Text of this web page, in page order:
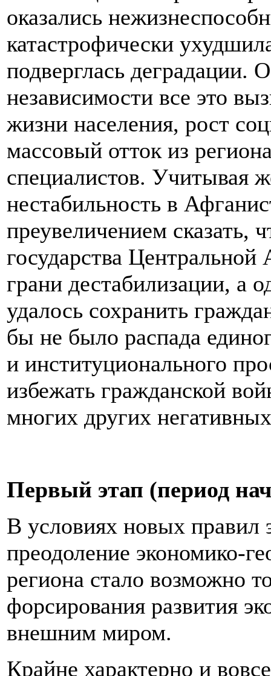
оказались
катастрофически
подверглась деградации.
независимости все это
жизни населения, рост
массовый отток из
специалистов. Учитывая
нестабильность в
преувеличением сказать,
государства Центральной
грани дестабилизации, а
удалось сохранить
бы не было распада
и институционального
избежать гражданской
многих других
Первый этап (период
В условиях новых правил
преодоление экономико-
региона стало возможно
форсирования развития
внешним миром.
Крайне характерно и